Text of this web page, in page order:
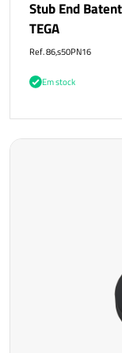
Stub End
TEGA
Ref. 86,s50PN16
Em stock